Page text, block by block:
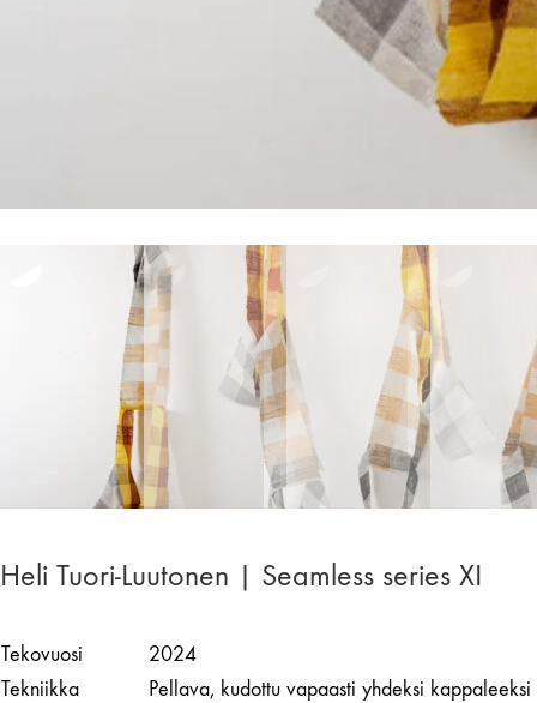
Heli Tuori-Luutonen | Seamless series XI
Tekovuosi
2024
Tekniikka
Pellava, kudottu vapaasti yhdeksi kappaleeksi